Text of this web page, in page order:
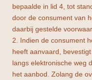
bepaalde in lid 4, tot
door de consument van
daarbij gestelde
2. Indien de consument
heeft aanvaard,
langs elektronische weg
het aanbod. Zolang de